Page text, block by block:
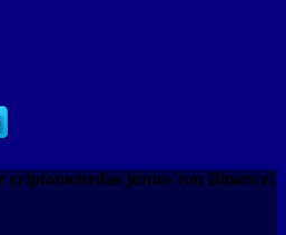
criptomonedas juntos con Binance!